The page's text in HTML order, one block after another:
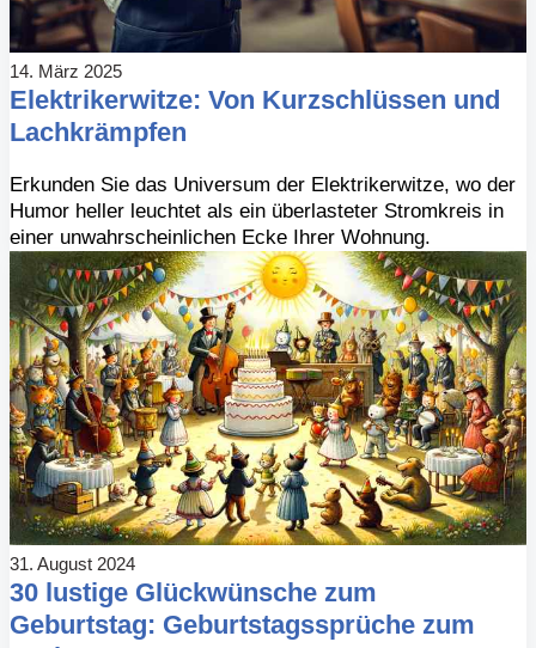
14. März 2025
Elektrikerwitze: Von Kurzschlüssen und
Lachkrämpfen
Erkunden Sie das Universum der Elektrikerwitze, wo der
Humor heller leuchtet als ein überlasteter Stromkreis in
einer unwahrscheinlichen Ecke Ihrer Wohnung.
31. August 2024
30 lustige Glückwünsche zum
Geburtstag: Geburtstagssprüche zum